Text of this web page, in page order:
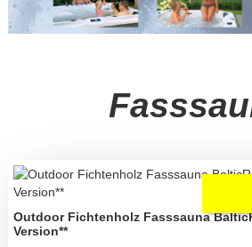
Outdoor Fichtenholz Fasssauna
Version**